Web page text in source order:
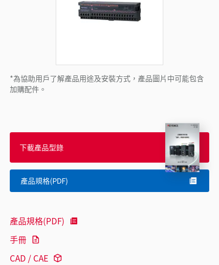
*為協助用戶了解產品用途及安裝方式，產品圖片中可能包含
加購配件。
下載產品型錄
產品規格(PDF)
產品規格(PDF)
手冊
CAD / CAE